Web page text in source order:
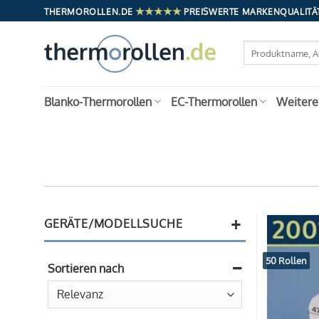
Inhalt
THERMOROLLEN.DE ★★★★★ PREISWERTE
nach:
Blanko-Thermorollen EC-Thermorollen
GERÄTE/MODELLSUCHE +
Sortieren nach
Sort Products
50 Rollen